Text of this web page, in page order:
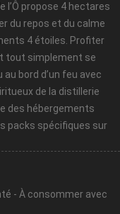
l’Ô propose 4 hectares
du repos et du calme
4 étoiles. Profiter
tout simplement se
bord d’un feu avec
de la distillerie
des hébergements
packs spécifiques sur
- À consommer avec